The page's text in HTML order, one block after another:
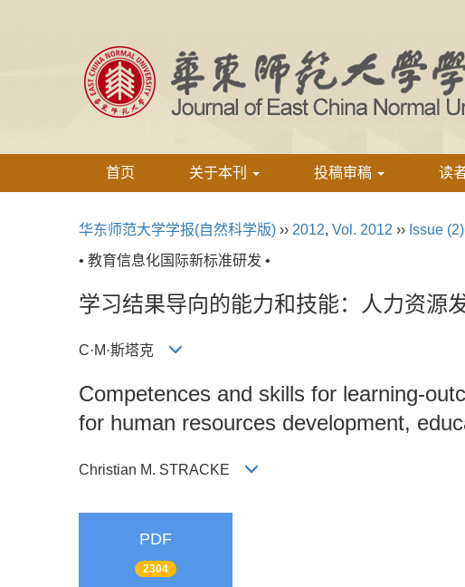
首页 关于本刊 投稿审稿 读
华东师范大学学报(自然科学版) ›› 2012, Vol. 2012 ›› Issue (2)
• 教育信息化国际新标准研发 •
学习结果导向的能力和技能：人力资源
C·M·斯塔克
Competences and skills for learning-
for human resources development,
Christian M. STRACKE
PDF
2304